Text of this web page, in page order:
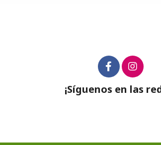
¡Síguenos en las